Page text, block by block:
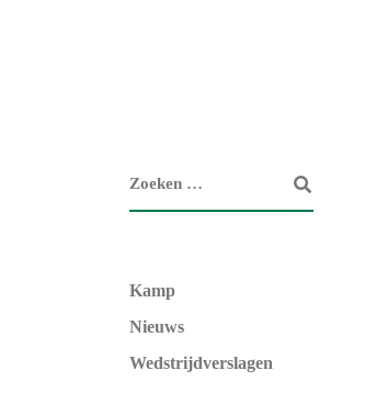
Kamp
Nieuws
Wedstrijdverslagen